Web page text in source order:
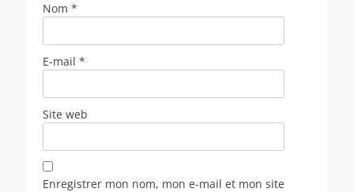
Nom *
E-mail *
Site web
Enregistrer mon nom, mon e-mail et mon site